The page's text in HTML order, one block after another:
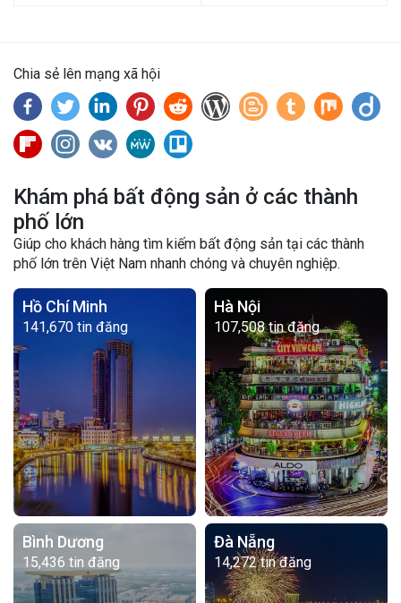
Chia sẻ lên mạng xã hội
Khám phá bất động sản ở các thành
phố lớn
Giúp cho khách hàng tìm kiếm bất động sản tại các thành
phố lớn trên Việt Nam nhanh chóng và chuyên nghiệp.
Hồ Chí Minh
141,670 tin đăng
Hà Nội
107,508 tin đăng
Bình Dương
15,436 tin đăng
Đà Nẵng
14,272 tin đăng